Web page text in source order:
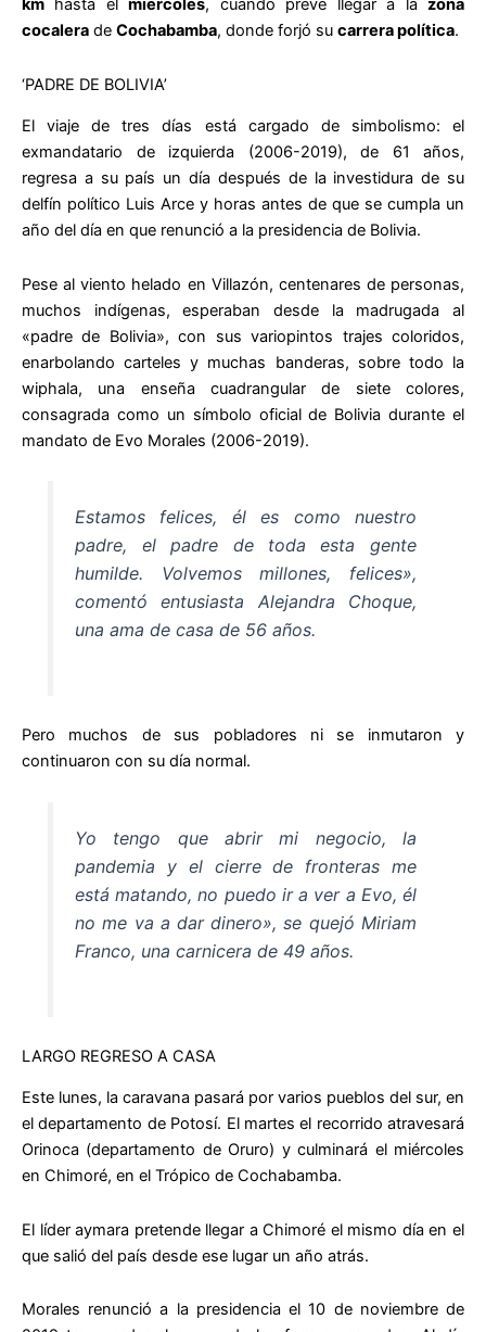
km hasta elmiércoles, cuando prevé llegar a lazona
cocalera de Cochabamba, donde forjó su carrera política.
‘PADRE DE BOLIVIA’
El viaje de tres días está cargado de simbolismo: el
exmandatario de izquierda (2006-2019), de 61 años,
regresa a su país un día después de la investidura de su
delfín político Luis Arce y horas antes de que se cumpla un
año del día en que renunció a la presidencia de Bolivia.
Pese al viento helado en Villazón, centenares de personas,
muchos indígenas, esperaban desde la madrugada al
«padre de Bolivia», con sus variopintos trajes coloridos,
enarbolando carteles y muchas banderas, sobre todo la
wiphala, una enseña cuadrangular de siete colores,
consagrada como un símbolo oficial de Bolivia durante el
mandato de Evo Morales (2006-2019).
Estamos felices, él es como nuestro
padre, el padre de toda esta gente
humilde. Volvemos millones, felices»,
comentó entusiasta Alejandra Choque,
una ama de casa de 56 años.
Pero muchos de sus pobladores ni se inmutaron y
continuaron con su día normal.
Yo tengo que abrir mi negocio, la
pandemia y el cierre de fronteras me
está matando, no puedo ir a ver a Evo, él
no me va a dar dinero», se quejó Miriam
Franco, una carnicera de 49 años.
LARGO REGRESO A CASA
Este lunes, la caravana pasará por varios pueblos del sur, en
el departamento de Potosí. El martes el recorrido atravesará
Orinoca (departamento de Oruro) y culminará el miércoles
en Chimoré, en el Trópico de Cochabamba.
El líder aymara pretende llegar a Chimoré el mismo día en el
que salió del país desde ese lugar un año atrás.
Morales renunció a la presidencia el 10 de noviembre de